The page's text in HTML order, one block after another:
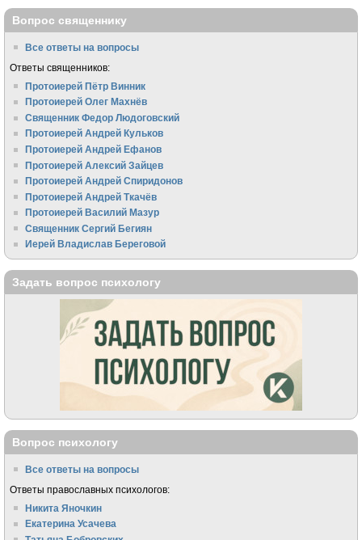
Вопрос священнику
Все ответы на вопросы
Ответы священников:
Протоиерей Пётр Винник
Протоиерей Олег Махнёв
Священник Федор Людоговский
Протоиерей Андрей Кульков
Протоиерей Андрей Ефанов
Протоиерей Алексий Зайцев
Протоиерей Андрей Спиридонов
Протоиерей Андрей Ткачёв
Протоиерей Василий Мазур
Священник Сергий Бегиян
Иерей Владислав Береговой
Задать вопрос психологу
Вопрос психологу
Все ответы на вопросы
Ответы православных психологов:
Никита Яночкин
Екатерина Усачева